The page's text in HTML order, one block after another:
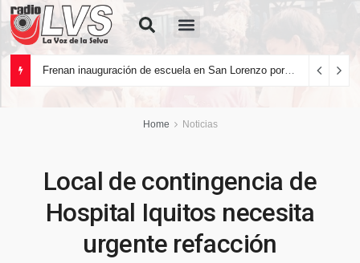
Home Noticias
Local de contingencia de
Hospital Iquitos necesita
urgente refacción